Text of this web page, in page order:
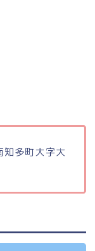
多町大字大